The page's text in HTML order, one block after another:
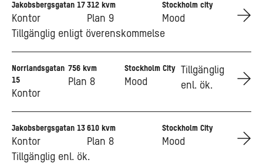
Go to Jakobsbergsgatan 17
Jakobsbergsgatan 17
Kontor
312 kvm
Plan 9
Stockholm city
Mood
Tillgänglig enligt överenskommelse
Go to Norrlandsgatan 15
Norrlandsgatan
15
Kontor
756 kvm
Plan 8
Stockholm City
Mood
Tillgänglig
enl. ök.
Go to Jakobsbergsgatan 13
Jakobsbergsgatan 13
Kontor
610 kvm
Plan 8
Stockholm City
Mood
Tillgänglig enl. ök.